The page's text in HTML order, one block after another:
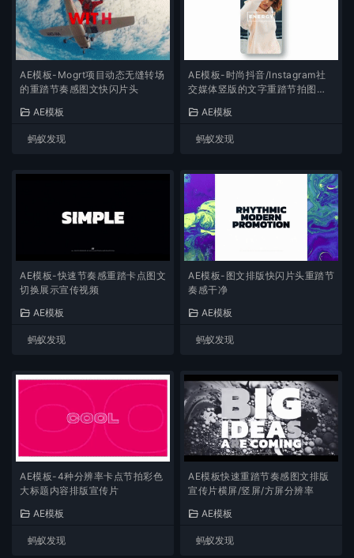
AE模板-Mogrt项目动态无缝转场
的重踏节奏感图文快闪片头
AE模板
蚂蚁发现
AE模板-时尚抖音/Instagram社
交媒体竖版的文字重踏节拍图文
AE模板
蚂蚁发现
AE模板-快速节奏感重踏卡点图文
切换展示宣传视频
AE模板
蚂蚁发现
AE模板-图文排版快闪片头重踏节
奏感干净
AE模板
蚂蚁发现
AE模板-4种分辨率卡点节拍彩色
大标题内容排版宣传片
AE模板
蚂蚁发现
AE模板快速重踏节奏感图文排版
宣传片横屏/竖屏/方屏分辨率
AE模板
蚂蚁发现